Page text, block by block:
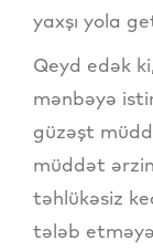
yaxşı yola
Qeyd edək
mənbəyə
güzəşt
müddət
təhlükəsiz
tələb